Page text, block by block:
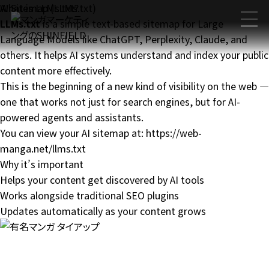
AI Sitemap (LLMs.txt)
What is LLMs.txt?
LLMs.txtis a simple text-based sitemap for Large
Language Models like ChatGPT, Perplexity, Claude, and
others. It helps AI systems understand and index your public
content more effectively.
This is the beginning of a new kind of visibility on the web —
one that works not just for search engines, but for AI-
powered agents and assistants.
You can view your AI sitemap at: https://web-
manga.net/llms.txt
Why it’s important
Helps your content get discovered by AI tools
Works alongside traditional SEO plugins
Updates automatically as your content grows